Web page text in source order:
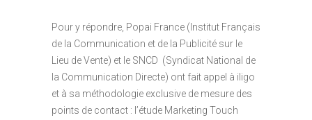
Pour y répondre, Popai France (Institut Français
de la Communication et de la Publicité sur le
Lieu de Vente) et le SNCD (Syndicat National de
la Communication Directe) ont fait appel à iligo
et à sa méthodologie exclusive de mesure des
points de contact : l’étude Marketing Touch